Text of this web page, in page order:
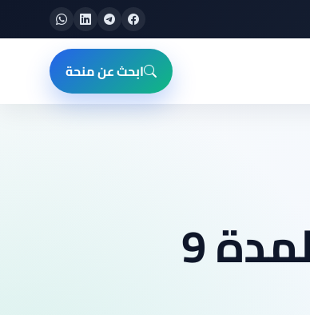
ابحث عن منحة
فرصة تطوع في فرنسا للشباب لمدة 9